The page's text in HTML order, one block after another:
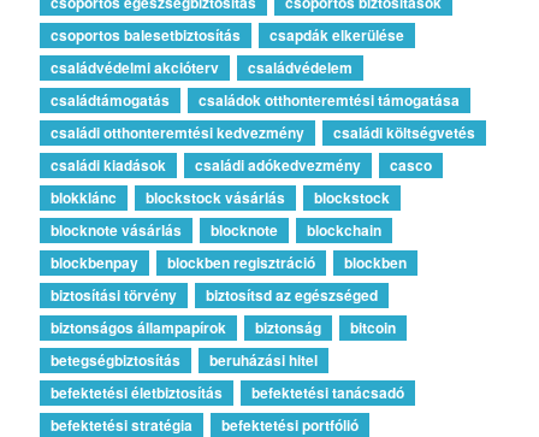
csoportos balesetbiztosítás
csapdák elkerülése
családvédelmi akcióterv
családvédelem
családtámogatás
családok otthonteremtési támogatása
családi otthonteremtési kedvezmény
családi költségvetés
családi kiadások
családi adókedvezmény
casco
blokklánc
blockstock vásárlás
blockstock
blocknote vásárlás
blocknote
blockchain
blockbenpay
blockben regisztráció
blockben
biztosítási törvény
biztosítsd az egészséged
biztonságos állampapírok
biztonság
bitcoin
betegségbiztosítás
beruházási hitel
befektetési életbiztosítás
befektetési tanácsadó
befektetési stratégia
befektetési portfólió